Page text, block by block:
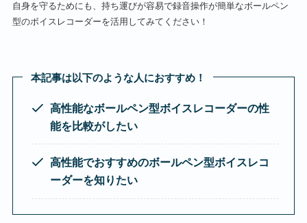
自身を守るためにも、持ち運びが容易で録音操作が簡単なボールペン
型のボイスレコーダーを活用してみてください！
本記事は以下のような人におすすめ！
高性能なボールペン型ボイスレコーダーの性
能を比較がしたい
高性能でおすすめのボールペン型ボイスレコ
ーダーを知りたい